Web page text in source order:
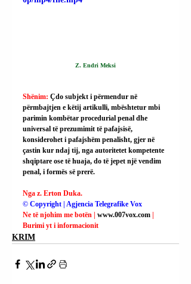
Z. Endri Meksi
Shënim: Çdo subjekt i përmendur në
përmbajtjen e këtij artikulli, mbështetur mbi
parimin kombëtar procedurial penal dhe
universal të prezumimit të pafajsisë,
konsiderohet i pafajshëm penalisht, gjer në
çastin kur ndaj tij, nga autoritetet kompetente
shqiptare ose të huaja, do të jepet një vendim
penal, i formës së prerë.
Nga z. Erton Duka.
© Copyright | Agjencia Telegrafike Vox
Ne të njohim me botën | www.007vox.com
Burimi yt i informacionit
KRIM